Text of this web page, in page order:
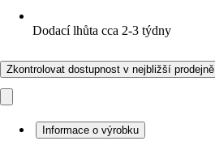
Dodací lhůta cca 2-3 týdny
Zkontrolovat dostupnost v nejbližší prodejně
Informace o výrobku